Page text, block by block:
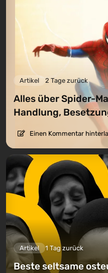
Artikel 2 Tage zurück
Alles über Spider-
Handlung,
Einen Kommentar
Artikel 1 Tag zurück
Beste seltsame